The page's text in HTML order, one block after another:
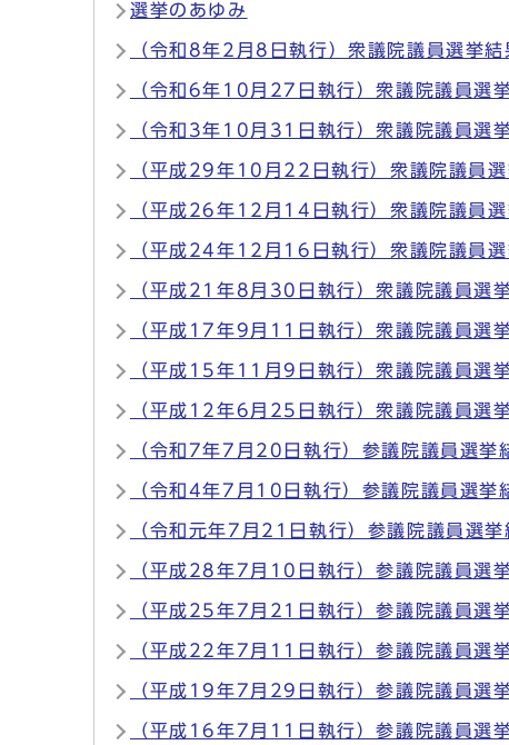
選挙のあゆみ
（令和8年2月8日執行）衆議院議員選挙結
（令和6年10月27日執行）衆議院議員選
（令和3年10月31日執行）衆議院議員選
（平成29年10月22日執行）衆議院議員選
（平成26年12月14日執行）衆議院議員選
（平成24年12月16日執行）衆議院議員選
（平成21年8月30日執行）衆議院議員選
（平成17年9月11日執行）衆議院議員選
（平成15年11月9日執行）衆議院議員選
（平成12年6月25日執行）衆議院議員選
（令和7年7月20日執行）参議院議員選挙
（令和4年7月10日執行）参議院議員選挙
（令和元年7月21日執行）参議院議員選挙
（平成28年7月10日執行）参議院議員選
（平成25年7月21日執行）参議院議員選
（平成22年7月11日執行）参議院議員選
（平成19年7月29日執行）参議院議員選
（平成16年7月11日執行）参議院議員選